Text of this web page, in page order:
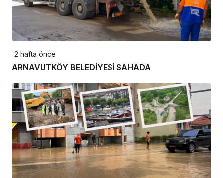
2 hafta önce
ARNAVUTKÖY BELEDİYESİ SAHADA